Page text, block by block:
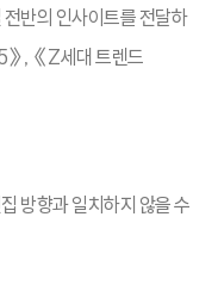
반의 인사이트를 전달하
, 《Z세대 트렌드
방향과 일치하지 않을 수